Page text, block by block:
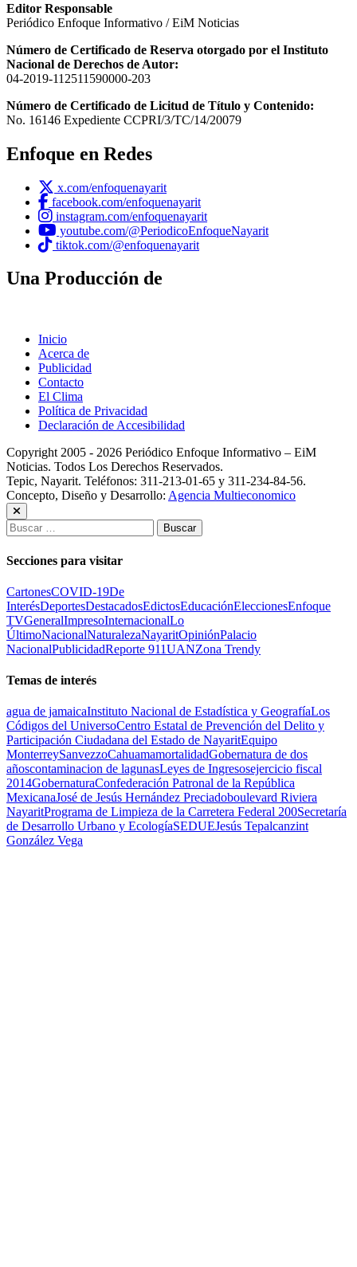
Editor Responsable
Periódico Enfoque Informativo / EiM Noticias
Número de Certificado de Reserva otorgado por el Instituto
Nacional de Derechos de Autor:
04-2019-112511590000-203
Número de Certificado de Licitud de Título y Contenido:
No. 16146 Expediente CCPRI/3/TC/14/20079
Enfoque en Redes
x.com/enfoquenayarit
facebook.com/enfoquenayarit
instagram.com/enfoquenayarit
youtube.com/@PeriodicoEnfoqueNayarit
tiktok.com/@enfoquenayarit
Una Producción de
Inicio
Acerca de
Publicidad
Contacto
El Clima
Política de Privacidad
Declaración de Accesibilidad
Copyright 2005 - 2026 Periódico Enfoque Informativo – EiM
Noticias. Todos Los Derechos Reservados.
Tepic, Nayarit. Teléfonos: 311-213-01-65 y 311-234-84-56.
Concepto, Diseño y Desarrollo: Agencia Multieconomico
Buscar:
Secciones para visitar
CartonesCOVID-19De
InterésDeportesDestacadosEdictosEducaciónEleccionesEnfoque
TVGeneralImpresoInternacionalLo
ÚltimoNacionalNaturalezaNayaritOpiniónPalacio
NacionalPublicidadReporte 911UANZona Trendy
Temas de interés
agua de jamaicaInstituto Nacional de Estadística y GeografíaLos
Códigos del UniversoCentro Estatal de Prevención del Delito y
Participación Ciudadana del Estado de NayaritEquipo
MonterreySanvezzoCahuamamortalidadGobernatura de dos
añoscontaminacion de lagunasLeyes de Ingresosejercicio fiscal
2014GobernaturaConfederación Patronal de la República
MexicanaJosé de Jesús Hernández Preciadoboulevard Riviera
NayaritPrograma de Limpieza de la Carretera Federal 200Secretaría
de Desarrollo Urbano y EcologíaSEDUEJesús Tepalcanzint
González Vega